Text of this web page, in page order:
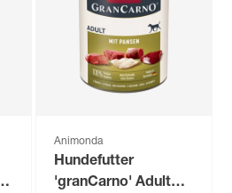
Animonda
Hundefutter
'granCarno' Adult